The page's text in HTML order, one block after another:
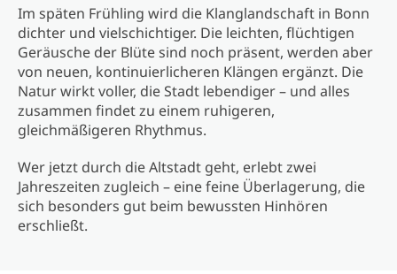
Im späten Frühling wird die Klanglandschaft in Bonn
dichter und vielschichtiger. Die leichten, flüchtigen
Geräusche der Blüte sind noch präsent, werden aber
von neuen, kontinuierlicheren Klängen ergänzt. Die
Natur wirkt voller, die Stadt lebendiger – und alles
zusammen findet zu einem ruhigeren,
gleichmäßigeren Rhythmus.
Wer jetzt durch die Altstadt geht, erlebt zwei
Jahreszeiten zugleich – eine feine Überlagerung, die
sich besonders gut beim bewussten Hinhören
erschließt.